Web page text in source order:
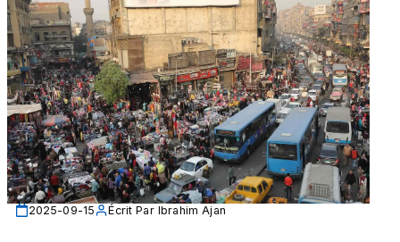
2025-09-15 Écrit Par Ibrahim Ajan